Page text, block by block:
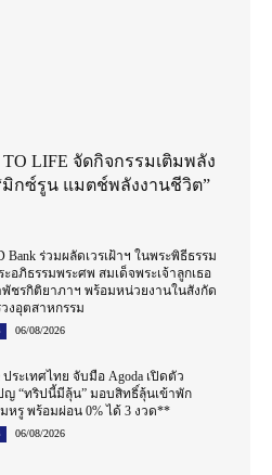
LIFE จัดกิจกรรมเติมพลัง
“มิกซ์รูน แมตช์พลังงานชีวิต”
Bank ร่วมผลัดเวรเฝ้าฯ ในพระพิธีธรรม
อภิธรรมพระศพ สมเด็จพระเจ้าลูกเธอ
พัชรกิติยาภาฯ พร้อมหน่วยงานในสังกัด
วงอุตสาหกรรม
06/08/2026
ประเทศไทย จับมือ Agoda เปิดตัว
ญ “ทริปนี้มีลุ้น” มอบสิทธิ์ลุ้นเข้าพัก
หรู พร้อมผ่อน 0% ได้ 3 งวด**
06/08/2026